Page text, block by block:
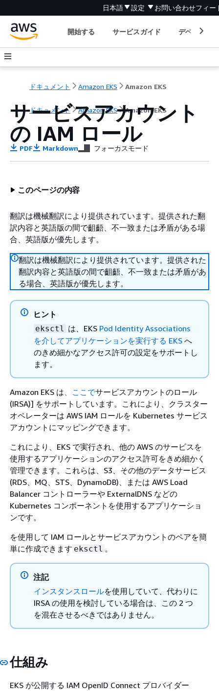
日本語 設定 お問い合わせフィー
開始する サービスガイド デベロッパ
ドキュメント Amazon EKS Amazon EKS
ドキュメント Amazon EKS Amazon EKS
サービスアカウント
の IAM ロール
PDF Markdown フォーカスモード
このページの内容
翻訳は機械翻訳により提供されています。提供された翻
訳内容と英語版の間で齟齬、不一致または矛盾がある場
合、英語版が優先します。
翻訳は機械翻訳により提供されています。提供された
翻訳内容と英語版の間で齟齬、不一致または矛盾があ
る場合、英語版が優先します。
ヒント
eksctl は、EKS Pod Identity Associations
を介してアプリケーションを実行する EKS へ
のきめ細かなアクセス許可の設定をサポートし
ます。
Amazon EKS は、ここでサービスアカウントのロール
(IRSA)] をサポートしています。これにより、クラスター
オペレーターは AWS IAM ロールを Kubernetes サービス
アカウントにマッピングできます。
これにより、EKS で実行され、他の AWS のサービスを
使用するアプリケーションのアクセス許可をきめ細かく
管理できます。これらは、S3、その他のデータサービス
(RDS、MQ、STS、DynamoDB)、または AWS Load
Balancer コントローラーや ExternalDNS などの
Kubernetes コンポーネントを使用するアプリケーショ
ンです。
を使用して IAM ロールとサービスアカウントのペアを簡
単に作成できます eksctl 。
注記
インスタンスロールを使用していて、代わりに
IRSA の使用を検討している場合は、この 2 つ
を混在させるべきではありません。
仕組み
EKS が公開する IAM OpenID Connect プロバイダー